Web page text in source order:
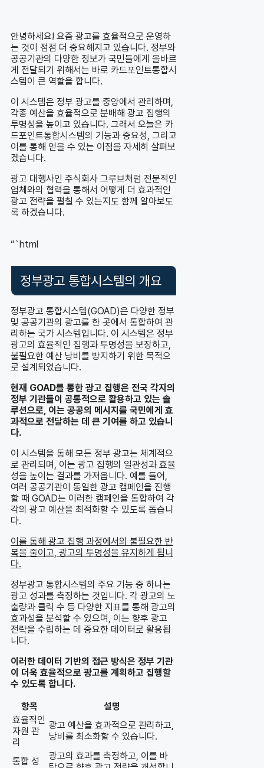
안녕하세요! 요즘 광고를 효율적으로 운영하
는 것이 점점 더 중요해지고 있습니다. 정부와
공공기관의 다양한 정보가 국민들에게 올바르
게 전달되기 위해서는 바로 카드포인트통합시
스템이 큰 역할을 합니다.
이 시스템은 정부 광고를 중앙에서 관리하며,
각종 예산을 효율적으로 분배해 광고 집행의
투명성을 높이고 있습니다. 그래서 오늘은 카
드포인트통합시스템의 기능과 중요성, 그리고
이를 통해 얻을 수 있는 이점을 자세히 살펴보
겠습니다.
광고 대행사인 주식회사 그루브처럼 전문적인
업체와의 협력을 통해서 어떻게 더 효과적인
광고 전략을 펼칠 수 있는지도 함께 알아보도
록 하겠습니다.
“`html
정부광고 통합시스템의 개요
정부광고 통합시스템(GOAD)은 다양한 정부
및 공공기관의 광고를 한 곳에서 통합하여 관
리하는 국가 시스템입니다. 이 시스템은 정부
광고의 효율적인 집행과 투명성을 보장하고,
불필요한 예산 낭비를 방지하기 위한 목적으
로 설계되었습니다.
현재 GOAD를 통한 광고 집행은 전국 각지의
정부 기관들이 공통적으로 활용하고 있는 솔
루션으로, 이는 공공의 메시지를 국민에게 효
과적으로 전달하는 데 큰 기여를 하고 있습니
다.
이 시스템을 통해 모든 정부 광고는 체계적으
로 관리되며, 이는 광고 집행의 일관성과 효율
성을 높이는 결과를 가져옵니다. 예를 들어,
여러 공공기관이 동일한 광고 캠페인을 진행
할 때 GOAD는 이러한 캠페인을 통합하여 각
각의 광고 예산을 최적화할 수 있도록 돕습니
다.
이를 통해 광고 집행 과정에서의 불필요한 반
복을 줄이고, 광고의 투명성을 유지하게 됩니
다.
정부광고 통합시스템의 주요 기능 중 하나는
광고 성과를 측정하는 것입니다. 각 광고의 노
출량과 클릭 수 등 다양한 지표를 통해 광고의
효과성을 분석할 수 있으며, 이는 향후 광고
전략을 수립하는 데 중요한 데이터로 활용됩
니다.
이러한 데이터 기반의 접근 방식은 정부 기관
이 더욱 효율적으로 광고를 계획하고 집행할
수 있도록 합니다.
항목
설명
효율적인
자원 관
리
광고 예산을 효과적으로 관리하고,
낭비를 최소화할 수 있습니다.
통합 성
광고의 효과를 측정하고, 이를 바